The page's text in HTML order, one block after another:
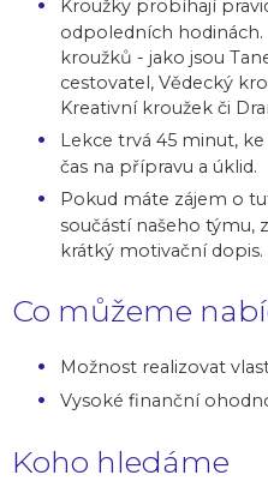
Kroužky probíhají
odpoledních hodinách.
kroužků - jako jsou
cestovatel, Vědecký
Kreativní kroužek či
Lekce trvá 45 minut,
čas na přípravu a úklid.
Pokud máte zájem o
součástí našeho týmu,
krátký motivační dopis.
Co můžeme
Možnost realizovat
Vysoké finanční
Koho hledáme